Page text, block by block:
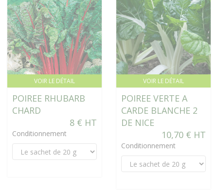
VOIR LE DÉTAIL
POIREE RHUBARB
CHARD
8 € HT
Conditionnement
VOIR LE DÉTAIL
POIREE VERTE A
CARDE BLANCHE 2
DE NICE
10,70 € HT
Conditionnement